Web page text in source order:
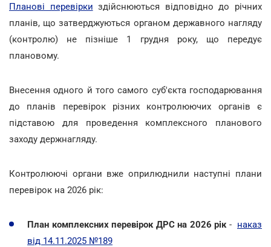
Планові перевірки здійснюються відповідно до річних
планів, що затверджуються органом державного нагляду
(контролю) не пізніше 1 грудня року, що передує
плановому.
Внесення одного й того самого суб'єкта господарювання
до планів перевірок різних контролюючих органів є
підставою для проведення комплексного планового
заходу держнагляду.
Контролюючі органи вже оприлюднили наступні плани
перевірок на 2026 рік:
План комплексних перевірок ДРС на 2026 рік- наказ
від 14.11.2025 №189